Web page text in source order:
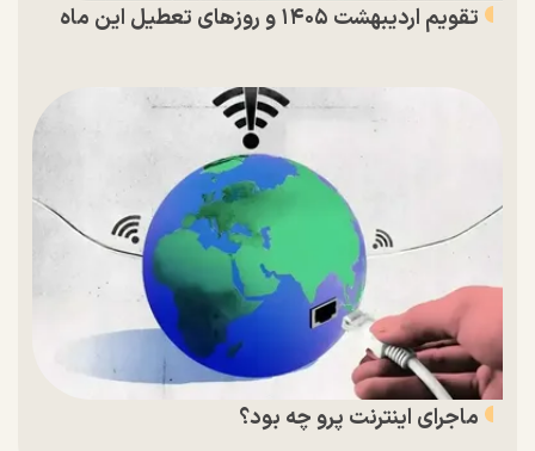
تقویم اردیبهشت ۱۴۰۵ و روز‌های تعطیل این ماه
ماجرای اینترنت پرو چه بود؟